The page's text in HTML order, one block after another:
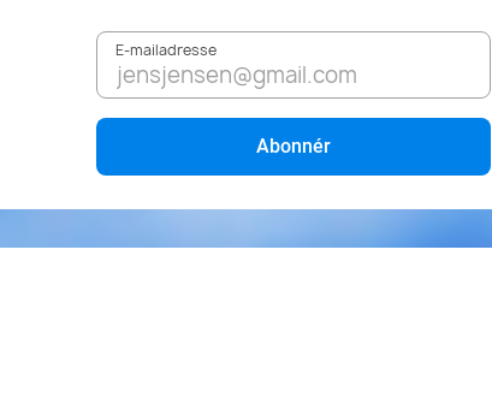
E-mailadresse
Abonnér